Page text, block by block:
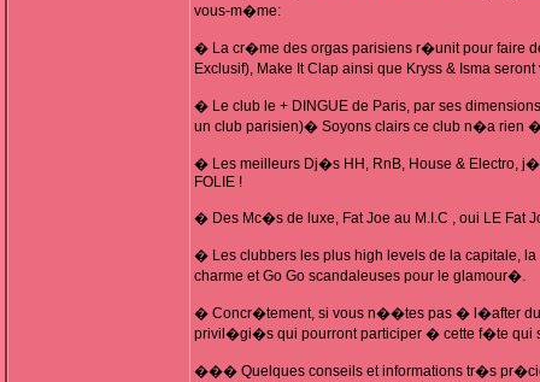
vous-m�me:
� La cr�me des orgas parisiens r�unit pour faire
Exclusif), Make It Clap ainsi que Kryss & Isma
� Le club le + DINGUE de Paris, par ses
un club parisien)� Soyons clairs ce club n�a rien
� Les meilleurs Dj�s HH, RnB, House & Electro,
FOLIE !
� Des Mc�s de luxe, Fat Joe au M.I.C , oui LE Fat
� Les clubbers les plus high levels de la capitale,
charme et Go Go scandaleuses pour le glamour�.
� Concr�tement, si vous n��tes pas � l�after du
privil�gi�s qui pourront participer � cette f�te
��� Quelques conseils et informations tr�s